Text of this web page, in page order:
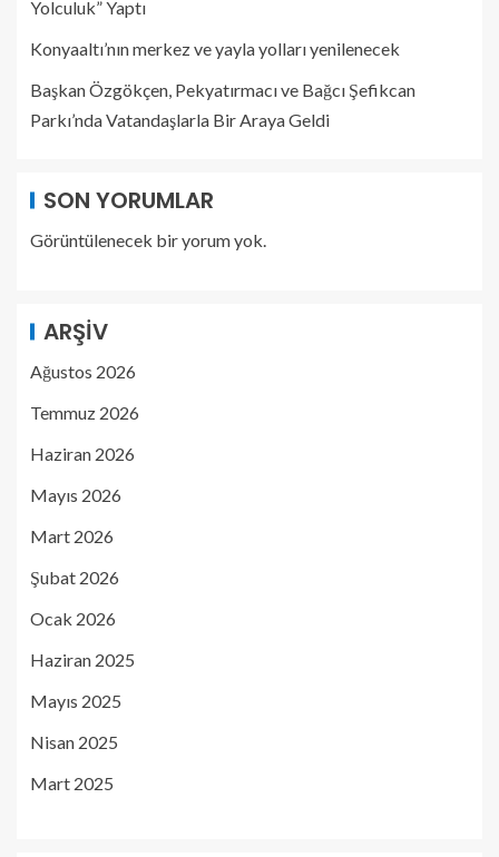
Yolculuk” Yaptı
Konyaaltı’nın merkez ve yayla yolları yenilenecek
Başkan Özgökçen, Pekyatırmacı ve Bağcı Şefikcan
Parkı’nda Vatandaşlarla Bir Araya Geldi
SON YORUMLAR
Görüntülenecek bir yorum yok.
ARŞIV
Ağustos 2026
Temmuz 2026
Haziran 2026
Mayıs 2026
Mart 2026
Şubat 2026
Ocak 2026
Haziran 2025
Mayıs 2025
Nisan 2025
Mart 2025